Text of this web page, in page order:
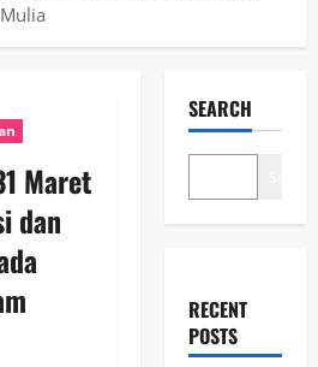
Maret
dan
SEARCH
RECENT
POSTS